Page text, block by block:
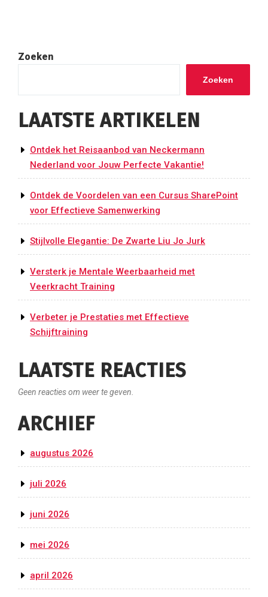
Zoeken
Zoeken
LAATSTE ARTIKELEN
Ontdek het Reisaanbod van Neckermann
Nederland voor Jouw Perfecte Vakantie!
Ontdek de Voordelen van een Cursus SharePoint
voor Effectieve Samenwerking
Stijlvolle Elegantie: De Zwarte Liu Jo Jurk
Versterk je Mentale Weerbaarheid met
Veerkracht Training
Verbeter je Prestaties met Effectieve
Schijftraining
LAATSTE REACTIES
Geen reacties om weer te geven.
ARCHIEF
augustus 2026
juli 2026
juni 2026
mei 2026
april 2026